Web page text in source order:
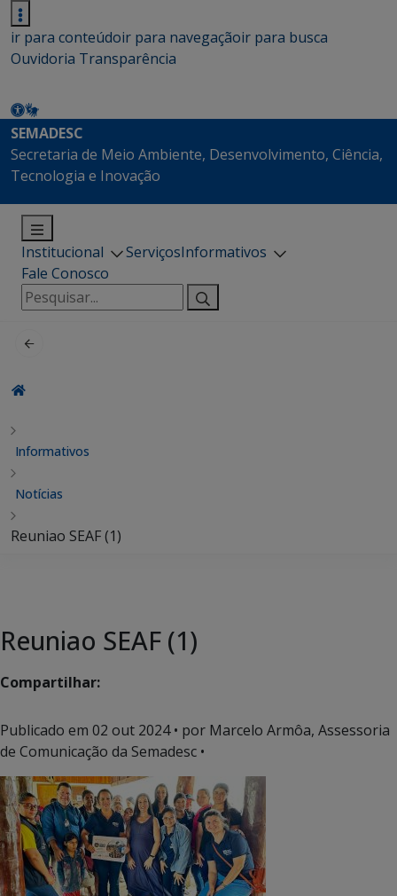
ir para conteúdoir para navegaçãoir para busca
Ouvidoria Transparência
SEMADESC
Secretaria de Meio Ambiente, Desenvolvimento, Ciência,
Tecnologia e Inovação
Institucional ServiçosInformativos
Fale Conosco
Pesquisar
por:
Informativos
Notícias
Reuniao SEAF (1)
Reuniao SEAF (1)
Compartilhar:
Publicado em 02 out 2024• por Marcelo Armôa, Assessoria
de Comunicação da Semadesc •